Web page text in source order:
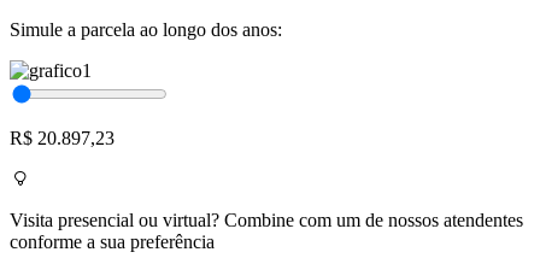
Simule a parcela ao longo dos anos:
R$ 20.897,23
Visita presencial ou virtual? Combine com um de nossos atendentes
conforme a sua preferência